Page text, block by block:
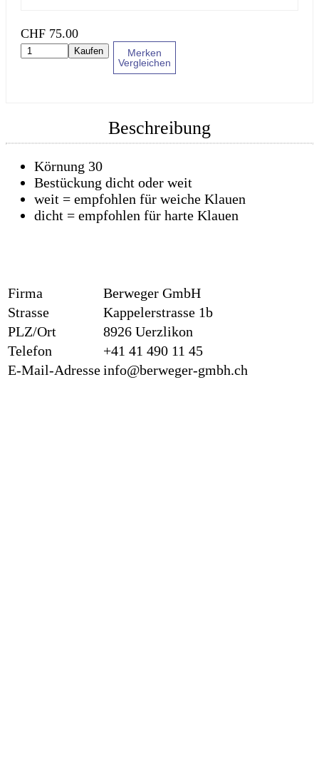
CHF 75.00
Kaufen
Merken
Vergleichen
Beschreibung
Körnung 30
Bestückung dicht oder weit
weit = empfohlen für weiche Klauen
dicht = empfohlen für harte Klauen
Firma
Berweger GmbH
Strasse
Kappelerstrasse 1b
PLZ/Ort
8926 Uerzlikon
Telefon
+41 41 490 11 45
E-Mail-Adresseinfo@berweger-gmbh.ch